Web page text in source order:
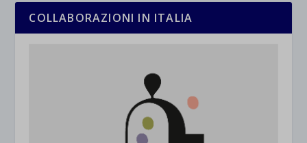
COLLABORAZIONI IN ITALIA